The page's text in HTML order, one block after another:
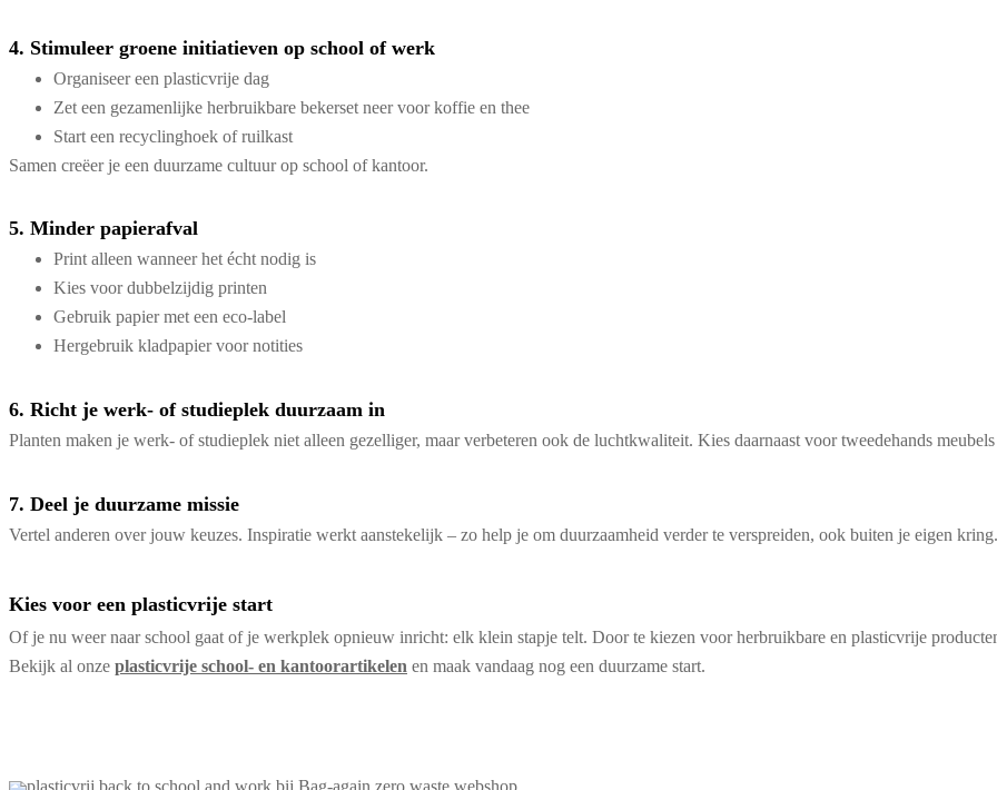
4. Stimuleer groene initiatieven op school of werk
Organiseer een plasticvrije dag
Zet een gezamenlijke herbruikbare bekerset neer voor koffie en thee
Start een recyclinghoek of ruilkast
Samen creëer je een duurzame cultuur op school of kantoor.
5. Minder papierafval
Print alleen wanneer het écht nodig is
Kies voor dubbelzijdig printen
Gebruik papier met een eco-label
Hergebruik kladpapier voor notities
6. Richt je werk- of studieplek duurzaam in
Planten maken je werk- of studieplek niet alleen gezelliger, maar verbeteren ook de luchtkwaliteit. Kies daarnaast voor tweedehands
7. Deel je duurzame missie
Vertel anderen over jouw keuzes. Inspiratie werkt aanstekelijk – zo help je om duurzaamheid verder te verspreiden, ook buiten je eigen kring.
Kies voor een plasticvrije start
Of je nu weer naar school gaat of je werkplek opnieuw inricht: elk klein stapje telt. Door te kiezen voor herbruikbare en plasticvrije
Bekijk al onze plasticvrije school- en kantoorartikelen en maak vandaag nog een duurzame start.